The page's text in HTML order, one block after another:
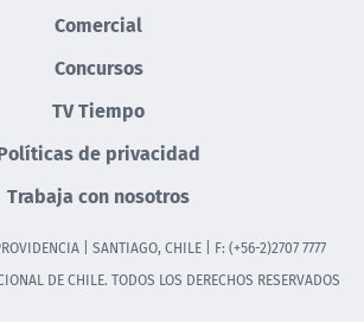
Comercial
Concursos
TV Tiempo
de privacidad
Trabaja con nosotros
| SANTIAGO, CHILE | F: (+56-2)2707 7777
DE CHILE. TODOS LOS DERECHOS RESERVADOS